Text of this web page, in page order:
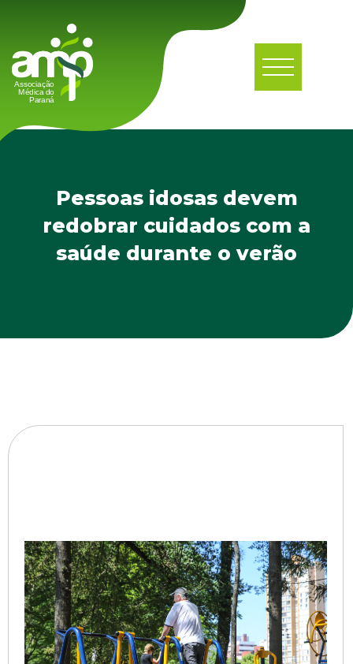
Pessoas idosas devem
redobrar cuidados com a
saúde durante o verão